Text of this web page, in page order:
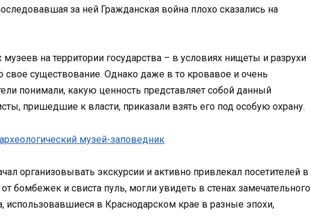
за ней Гражданская война плохо сказались на
на территории государства – в условиях нищеты и разрухи
свое существование. Однако даже в то кровавое и очень
понимали, какую ценность представляет собой данный
пришедшие к власти, приказали взять его под особую охрану.
организовывать экскурсии и активно привлекал посетителей в
бомбежек и свиста пуль, могли увидеть в стенах замечательного
в Краснодарском крае в разные эпохи,